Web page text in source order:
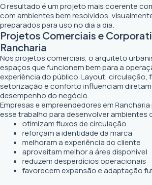
O resultado é um projeto mais coerente
com ambientes bem resolvidos,
preparados para uso no dia a dia.
Projetos Comerciais e
Rancharia
Nos projetos comerciais, o arquiteto
espaços que funcionem bem para a
experiência do público. Layout, circulação,
setorização e conforto influenciam
desempenho do negócio.
Empresas e empreendedores em
esse trabalho para desenvolver ambientes
otimizam fluxos de circulação
reforçam a identidade da marca
melhoram a experiência do cliente
aproveitam melhor a área disponível
reduzem desperdícios operacionais
favorecem expansão e adaptação